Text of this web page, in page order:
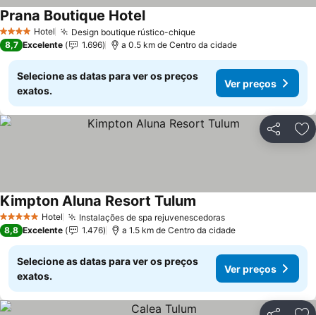
4 EstrelasHotel Design boutique rústico-chiqueVer preços
Prana Boutique HotelVer preços
8,7 Excelente 1.696 a 0.5 km de Centro da cidade
Selecione as datas para ver os preços
exatos.
Ver preços
Partilhar
5 Estrelas Hotel Instalações de spa rejuvenescedorasVer preços
Kimpton Aluna Resort Tulum
8,8 Excelente 1.476 a 1.5 km de Centro da cidade
Selecione as datas para ver os preços
exatos.
Ver preços